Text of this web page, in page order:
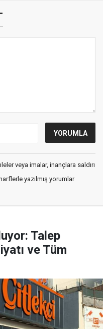
veya imalar, inançlara saldırı
yazılmış yorumlar
Talep
ve Tüm